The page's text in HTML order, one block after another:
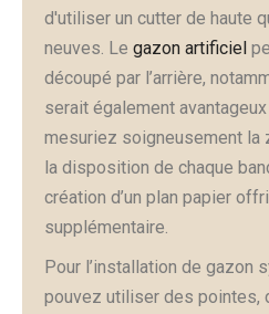
d'utiliser un cutter de haute
neuves. Le gazon artificiel
découpé par l’arrière,
serait également
mesuriez soigneusement la
la disposition de chaque
création d’un plan papier
supplémentaire.
Pour l’installation de gazon
pouvez utiliser des pointes,